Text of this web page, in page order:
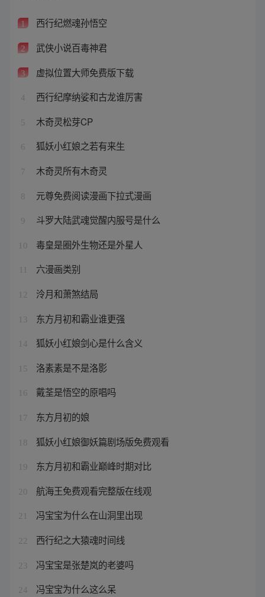
1 西行纪燃魂孙悟空
2 武侠小说百毒神君
3 虚拟位置大师免费版下载
4 西行纪摩纳娑和古龙谁厉害
5 木奇灵松芽CP
6 狐妖小红娘之若有来生
7 木奇灵所有木奇灵
8 元尊免费阅读漫画下拉式漫画
9 斗罗大陆武魂觉醒内服号是什么
10 毒皇是圈外生物还是外星人
六漫画类别
12 泠月和萧煞结局
13 东方月初和霸业谁更强
14 狐妖小红娘剑心是什么含义
15 洛素素是不是洛影
16 戴荃是悟空的原唱吗
17 东方月初的娘
18 狐妖小红娘御妖篇剧场版免费观看
19 东方月初和霸业巅峰时期对比
20 航海王免费观看完整版在线观
21 冯宝宝为什么在山洞里出现
22 西行纪之大猿魂时间线
23 冯宝宝是张楚岚的老婆吗
24 冯宝宝为什么这么呆